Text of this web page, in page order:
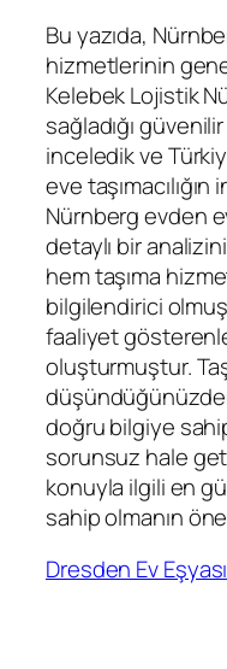
Bu yazıda,
hizmetlerinin
Kelebek Lojistik
sağladığı
inceledik ve
eve
Nürnberg evden
detaylı bir
hem taşıma
bilgilendirici
faaliyet
oluşturmuştur.
doğru bilgiye
sorunsuz hale
konuyla ilgili en
sahip olmanın
Dresden Ev